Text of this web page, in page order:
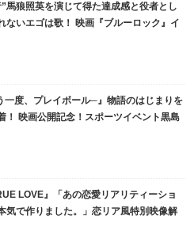
馬狼照英を演じて得た達成感と役者とし
ないエゴは歌！ 映画『ブルーロック』イ
一度、プレイボール─』物語のはじまりを
！ 映画公開記念！スポーツイベント黒島
LOVE』「あの恋愛リアリティーショ
気で作りました。」恋リア風特別映像解